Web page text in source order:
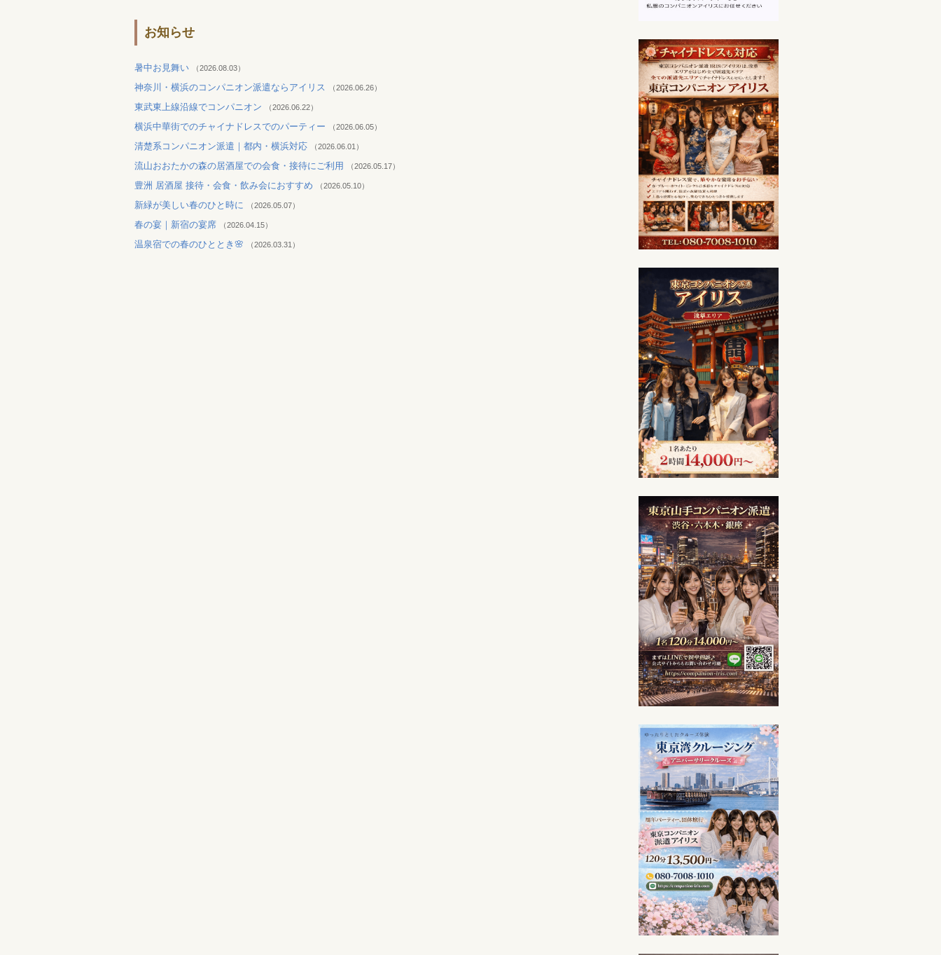
お知らせ
暑中お見舞い （2026.08.03）
神奈川・横浜のコンパニオン派遣ならアイリス （2026.06.26）
東武東上線沿線でコンパニオン （2026.06.22）
横浜中華街でのチャイナドレスでのパーティー （2026.06.05）
清楚系コンパニオン派遣｜都内・横浜対応 （2026.06.01）
流山おおたかの森の居酒屋での会食・接待にご利用 （2026.05.17）
豊洲 居酒屋 接待・会食・飲み会におすすめ （2026.05.10）
新緑が美しい春のひと時に （2026.05.07）
春の宴｜新宿の宴席 （2026.04.15）
温泉宿での春のひととき🌸 （2026.03.31）